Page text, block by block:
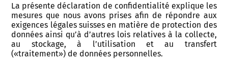
La présente déclaration de confidentialité explique les
mesures que nous avons prises afin de répondre aux
exigences légales suisses en matière de protection des
données ainsi qu’à d’autres lois relatives à la collecte,
au stockage, à l’utilisation et au transfert
(«traitement») de données personnelles.